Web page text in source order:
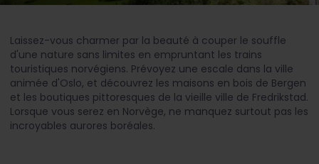
Laissez-vous charmer par la beauté à couper le souffle
d'une nature sans limites en empruntant les trains
touristiques norvégiens. Prévoyez une escale dans la ville
animée d'Oslo, et découvrez les maisons en bois de Bergen
et les boutiques pittoresques de la vieille ville de Fredrikstad.
Lorsque vous serez en Norvège, ne manquez surtout pas les
incroyables aurores boréales.